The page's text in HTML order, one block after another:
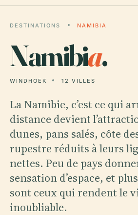
DESTINATIONS NAMIBIA
Namibia.
WINDHOEK 12 VILLES
La Namibie, c’est ce qui
distance devient
dunes, pans salés, côte
rupestre réduits à leurs
nettes. Peu de pays
sensation d’espace, et
sont ceux qui rendent le
inoubliable.